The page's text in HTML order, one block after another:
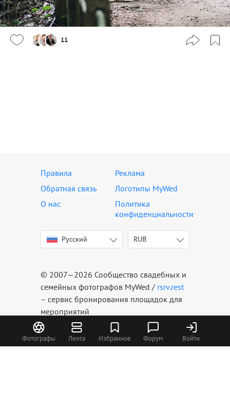
Фотографы Лента Избранное Форум Войти
11
Правила
Реклама
Обратная связь
Логотипы MyWed
О нас
Политика
конфиденциальности
Русский
English
Français
Español
Português
Українська
Latviešu
RUB
USD
AZN
BYN
KZT
© 2007—2026 Сообщество свадебных и
семейных фотографов MyWed / rsrv.rest
– сервис бронирования площадок для
мероприятий